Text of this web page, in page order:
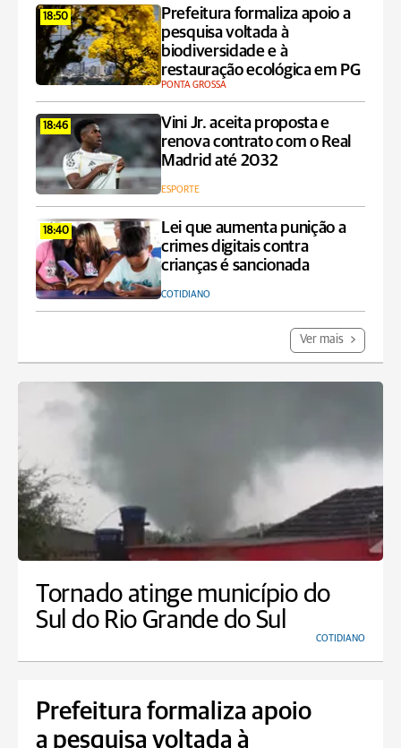
18:50
Prefeitura formaliza apoio a
pesquisa voltada à
biodiversidade e à
restauração ecológica em PG
PONTA GROSSA
18:46
Vini Jr. aceita proposta e
renova contrato com o Real
Madrid até 2032
ESPORTE
18:40
Lei que aumenta punição a
crimes digitais contra
crianças é sancionada
COTIDIANO
Ver mais
Tornado atinge município do
Sul do Rio Grande do Sul
COTIDIANO
Prefeitura formaliza apoio
a pesquisa voltada à